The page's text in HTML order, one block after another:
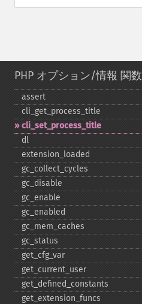
PHP オプション/情報 関数
assert
cli_​get_​process_​title
cli_​set_​process_​title
dl
extension_​loaded
gc_​collect_​cycles
gc_​disable
gc_​enable
gc_​enabled
gc_​mem_​caches
gc_​status
get_​cfg_​var
get_​current_​user
get_​defined_​constants
get_​extension_​funcs